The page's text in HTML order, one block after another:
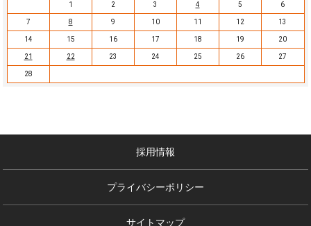
1 2 3 4 5 6
7 8 9 10 11 12 13
14 15 16 17 18 19 20
21 22 23 24 25 26 27
28
採用情報
プライバシーポリシー
サイトマップ